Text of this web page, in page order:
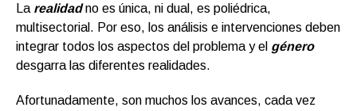
La realidadno es única, ni dual, es poliédrica,
multisectorial. Por eso, los análisis e intervenciones deben
integrar todos los aspectos del problema y el género
desgarra las diferentes realidades.
Afortunadamente, son muchos los avances, cada vez